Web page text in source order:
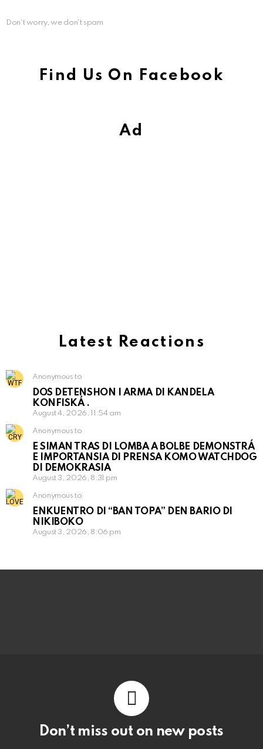
Don't worry, we don't spam
Find Us On Facebook
Ad
Latest Reactions
Anonymous to
DOS DETENSHON I ARMA DI KANDELA
KONFISKÁ .
August 4, 2026, 11:54 am
Anonymous to
E SIMAN TRAS DI LOMBA A BOLBE DEMONSTRÁ
E IMPORTANSIA DI PRENSA KOMO WATCHDOG
DI DEMOKRASIA
August 3, 2026, 8:31 pm
Anonymous to
ENKUENTRO DI “BAN TOPA” DEN BARIO DI
NIKIBOKO
August 3, 2026, 8:06 pm
Don’t miss out on new posts